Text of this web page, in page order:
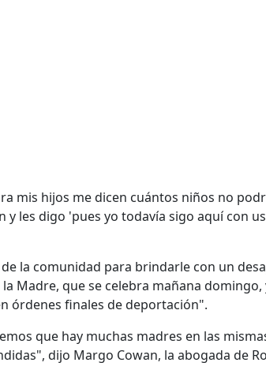
mis hijos me dicen cuántos niños no
les digo 'pues yo todavía sigo aquí con
la comunidad para brindarle con un
Madre, que se celebra mañana domingo,
órdenes finales de deportación".
que hay muchas madres en las
dijo Margo Cowan, la abogada de